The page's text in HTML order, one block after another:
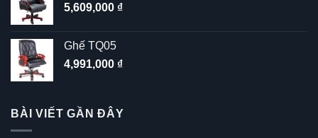
5,609,000 ₫
Ghế TQ05
4,991,000 ₫
BÀI VIẾT GẦN ĐÂY